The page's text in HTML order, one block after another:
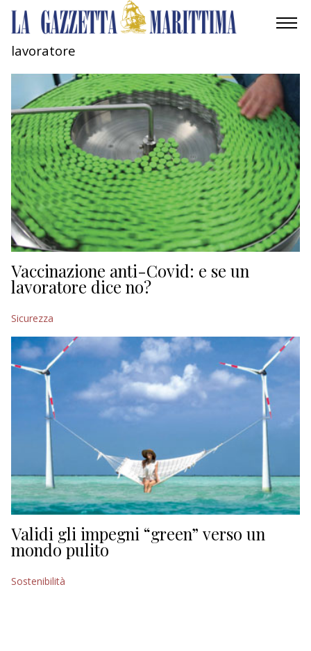
MOBILITÀ
INDUSTRIA
RICERCA
ECONOMIA
TURISMO
CULTURA
EDITORIALI
lavoratore
Vaccinazione anti-Covid: e se un
lavoratore dice no?
Sicurezza
Validi gli impegni “green” verso un
mondo pulito
Sostenibilità